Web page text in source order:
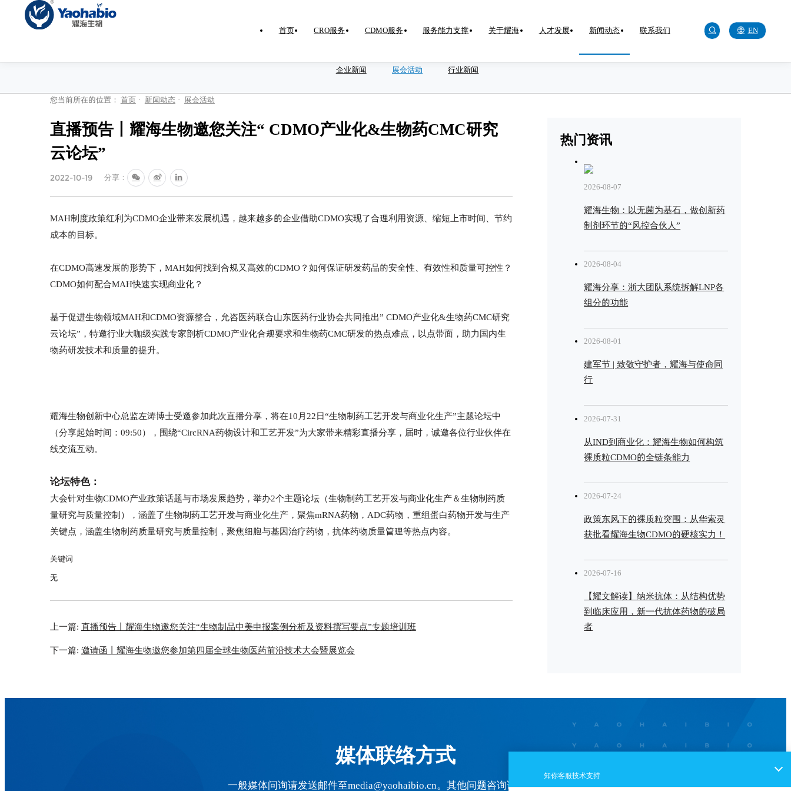
首页 CRO服务 CDMO服务 服务能力支撑 关于耀海 人才发展 新闻动态 联系我们 EN
企业新闻 展会活动 行业新闻
您当前所在的位置： 首页 · 新闻动态 · 展会活动
直播预告丨耀海生物邀您关注“ CDMO产业化&生物药CMC研究
云论坛”
2022-10-19 分享：
MAH制度政策红利为CDMO企业带来发展机遇，越来越多的企业借助CDMO实现了合理利用资源、缩短上市时间、节约
成本的目标。
在CDMO高速发展的形势下，MAH如何找到合规又高效的CDMO？如何保证研发药品的安全性、有效性和质量可控性？
CDMO如何配合MAH快速实现商业化？
基于促进生物领域MAH和CDMO资源整合，允咨医药联合山东医药行业协会共同推出” CDMO产业化&生物药CMC研究
云论坛”，特邀行业大咖级实践专家剖析CDMO产业化合规要求和生物药CMC研发的热点难点，以点带面，助力国内生
物药研发技术和质量的提升。
耀海生物创新中心总监左涛博士受邀参加此次直播分享，将在10月22日“生物制药工艺开发与商业化生产”主题论坛中
（分享起始时间：09:50），围绕“CircRNA药物设计和工艺开发”为大家带来精彩直播分享，届时，诚邀各位行业伙伴在
线交流互动。
论坛特色：
大会针对生物CDMO产业政策话题与市场发展趋势，举办2个主题论坛（生物制药工艺开发与商业化生产＆生物制药质
量研究与质量控制），涵盖了生物制药工艺开发与商业化生产，聚焦mRNA药物，ADC药物，重组蛋白药物开发与生产
关键点，涵盖生物制药质量研究与质量控制，聚焦细胞与基因治疗药物，抗体药物质量管理等热点内容。
关键词
无
上一篇: 直播预告丨耀海生物邀您关注“生物制品中美申报案例分析及资料撰写要点”专题培训班
下一篇: 邀请函丨耀海生物邀您参加第四届全球生物医药前沿技术大会暨展览会
热门资讯
2026-08-07
耀海生物：以无菌为基石，做创新药
制剂环节的“风控合伙人”
2026-08-04
耀海分享：浙大团队系统拆解LNP各
组分的功能
2026-08-01
建军节 | 致敬守护者，耀海与使命同
行
2026-07-31
从IND到商业化：耀海生物如何构筑
裸质粒CDMO的全链条能力
2026-07-24
政策东风下的裸质粒突围：从华索灵
获批看耀海生物CDMO的硬核实力！
2026-07-16
【耀文解读】纳米抗体：从结构优势
到临床应用，新一代抗体药物的破局
者
媒体联络方式
一般媒体问询请发送邮件至media@yaohaibio.cn。其他问题咨询请访问联系我们。